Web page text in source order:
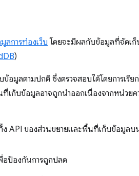
ลการท่องเว็บ โดยจะมีผลกับข้อมูลที่จัดเก็
)
อมูลตามปกติ ซึ่งตรวจสอบได้โดยการเรีย
เก็บข้อมูลอาจถูกนำออกเนื่องจากหน่วยค
API ของส่วนขยายและพื้นที่เก็บข้อมูลบ
อป้องกันการถูกปลด